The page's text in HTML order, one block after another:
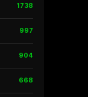
1738
997
904
668